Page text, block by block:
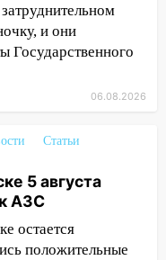
до конца
114 детей-
года
трасс
101
и они
Государственного
06.08.2026
Статьи
5 августа
АЗС
остается
положительные